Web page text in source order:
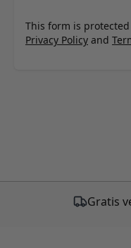
This form is protected
Privacy Policy and